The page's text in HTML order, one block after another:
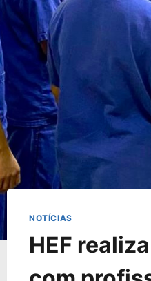
NOTÍCIAS
HEF